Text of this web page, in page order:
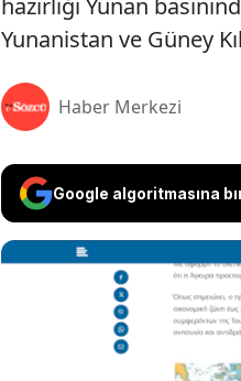
hazırlığı Yunan
Yunanistan ve Güney
Haber Merkezi
Google algoritmasına